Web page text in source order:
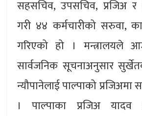
सहसचिव, उपसचिव, प्रजिअ
गरी ४४ कर्मचारीको सरुवा,
गरिएको हो । मन्त्रालयले
सार्वजनिक सूचनाअनुसार
न्यौपानेलाई पाल्पाको
। पाल्पाका प्रजिअ